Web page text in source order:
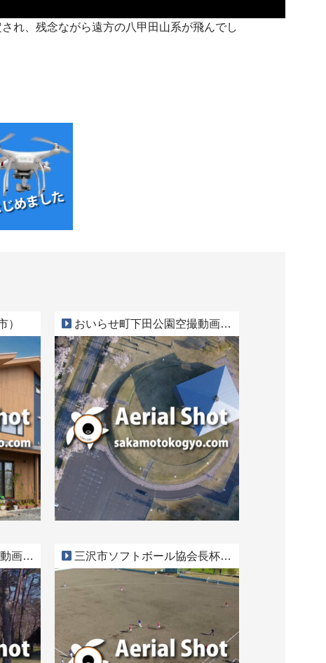
れ、残念ながら遠方の八甲田山系が飛んでし
） おいらせ町下田公園空撮動画 Part5
三沢市ソフトボール協会長杯空撮動画